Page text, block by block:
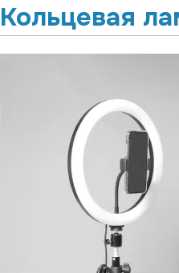
Кольцевая